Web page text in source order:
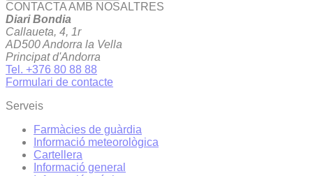
CONTACTA AMB NOSALTRES
Diari Bondia
Callaueta, 4, 1r
AD500 Andorra la Vella
Principat d'Andorra
Tel. +376 80 88 88
Formulari de contacte
Serveis
Farmàcies de guàrdia
Informació meteorològica
Cartellera
Informació general